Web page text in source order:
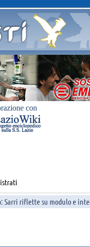
con
Sarri riflette su modulo e